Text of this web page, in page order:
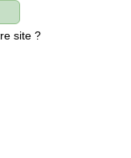
site ?